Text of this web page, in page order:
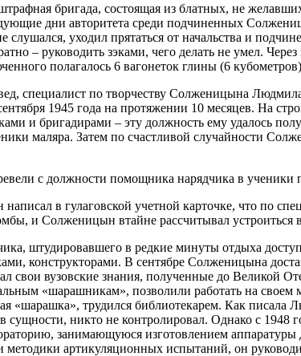
бригада, состоящая из блатных, не
дни авторитета среди подчиненных
слушался, уходил прятаться от начальства и
– руководить зэками, чего делать не умел.
полагалось 6 вагонеток глины (6
специалист по творчеству Солженицына
1945 года на протяжении 10 месяцев. На
и бригадирами – эту должность ему удалось
маляра. Затем по счастливой случайности
с должности помощника нарядчика в ученики
в гулаговской учетной карточке, что по
и Солженицын втайне рассчитывал
штудировавшего в редкие минуты отдыха
конструкторами. В сентябре Солженицына
свои вузовские знания, полученные до Великой
«шарашникам», позволили работать на
«шарашка», трудился библиотекарем. Как
сущности, никто не контролировал. Однако с
занимающуюся изготовлением аппаратуры
методики артикуляционных испытаний, он